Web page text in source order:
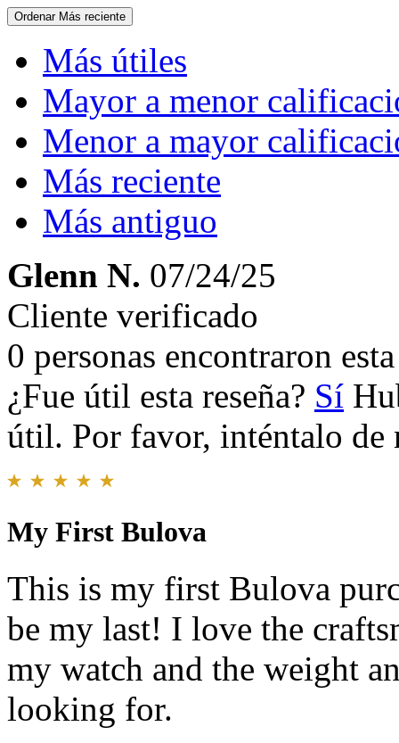
Ordenar Más reciente
Más útiles
Mayor a menor
Menor a mayor
Más reciente
Más antiguo
Glenn N. 07/24/25
Cliente verificado
0 personas encontraron
¿Fue útil esta reseña? Sí
útil. Por favor, inténtalo de
My First Bulova
This is my first Bulova
be my last! I love the
my watch and the weight
looking for.